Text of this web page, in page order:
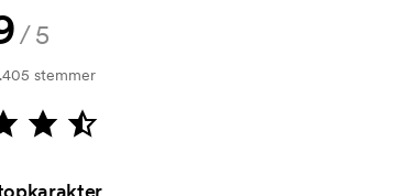
er et
/5
stemmer